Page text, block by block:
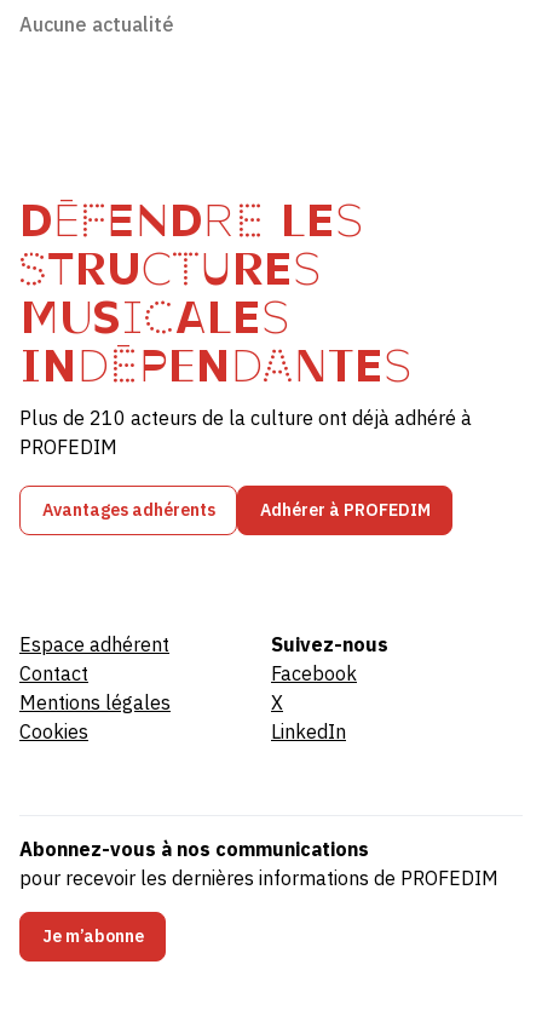
Aucune actualité
DÉFENDRE LES
STRUCTURES
MUSICALES
INDÉPENDANTES
Plus de 210 acteurs de la culture ont déjà adhéré à
PROFEDIM
Avantages adhérents Adhérer à PROFEDIM
Espace adhérent
Contact
Mentions légales
Cookies
Suivez-nous
Facebook
X
LinkedIn
Abonnez-vous à nos communications
pour recevoir les dernières informations de PROFEDIM
Je m’abonne